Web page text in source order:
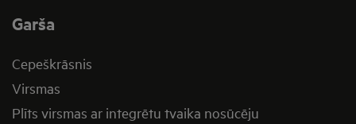
Garša
Cepeškrāsnis
Virsmas
Plīts virsmas ar integrētu tvaika nosūcēju